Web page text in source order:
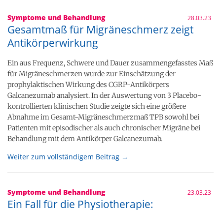
Symptome und Behandlung 28.03.23
Gesamtmaß für Migräneschmerz zeigt
Antikörperwirkung
Ein aus Frequenz, Schwere und Dauer zusammengefasstes Maß
für Migräneschmerzen wurde zur Einschätzung der
prophylaktischen Wirkung des CGRP-Antikörpers
Galcanezumab analysiert. In der Auswertung von 3 Placebo-
kontrollierten klinischen Studie zeigte sich eine größere
Abnahme im Gesamt-Migräneschmerzmaß TPB sowohl bei
Patienten mit episodischer als auch chronischer Migräne bei
Behandlung mit dem Antikörper Galcanezumab.
Weiter zum vollständigem Beitrag →
Symptome und Behandlung 23.03.23
Ein Fall für die Physiotherapie: